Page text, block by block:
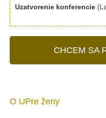
Uzatvorenie konferencie
CHCEM SA
O UPre ženy